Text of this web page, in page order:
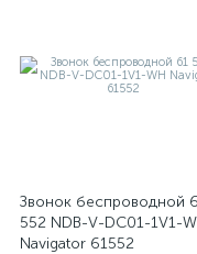
Звонок беспроводной
552 NDB-V-DC01-1V1-
Navigator 61552